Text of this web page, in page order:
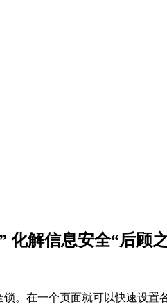
化解信息安全“后顾
。在一个页面就可以快速设